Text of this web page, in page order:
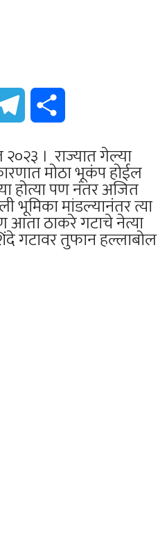
Telegram
२०२३ । राज्यात गेल्या
मोठा भूकंप होईल
होत्या पण नंतर अजित
भूमिका मांडल्यानंतर त्या
आता ठाकरे गटाचे नेत्या
गटावर तुफान हल्लाबोल